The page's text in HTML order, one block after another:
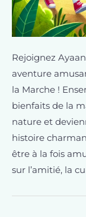
Rejoignez
aventure
la Marche !
bienfaits de la
nature et
histoire
être à la fois
sur l’amitié, la